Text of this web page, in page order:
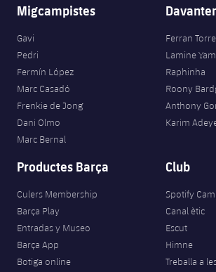
Migcampistes
Gavi
Pedri
Fermín López
Marc Casadó
Frenkie de Jong
Dani Olmo
Marc Bernal
Ferran
Lamine
Raphinha
Roony
Anthony
Karim
Productes Barça
Culers Membership
Barça Play
Entradas y Museo
Barça App
Botiga online
Club
Spotify
Canal ètic
Escut
Himne
Treballa a